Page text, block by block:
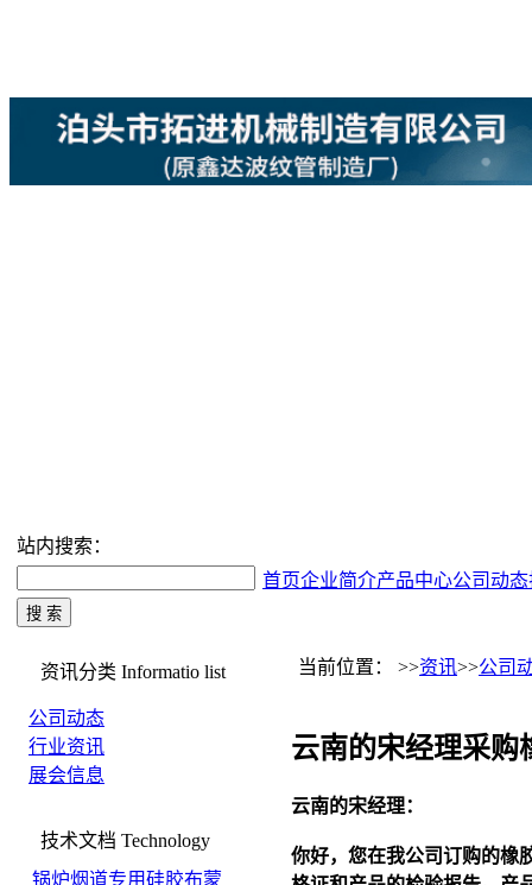
站内搜索：
首页企业简介产品中心公司动态
资讯分类 Informatio list
公司动态
行业资讯
展会信息
技术文档 Technology
锅炉烟道专用硅胶布蒙
当前位置： >>资讯>>公司
云南的宋经理采购
云南的宋经理：
你好，您在我公司订购的橡